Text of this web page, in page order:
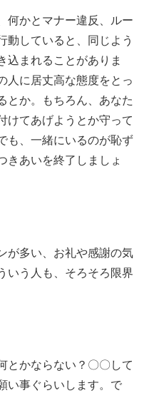
何かとマナー違反、ルー
動していると、同じよう
込まれることがありま
人に居丈高な態度をとっ
とか。もちろん、あなた
けてあげようとか守って
も、一緒にいるのが恥ず
きあいを終了しましょ
が多い、お礼や感謝の気
いう人も、そろそろ限界
とかならない？〇〇して
い事ぐらいします。で